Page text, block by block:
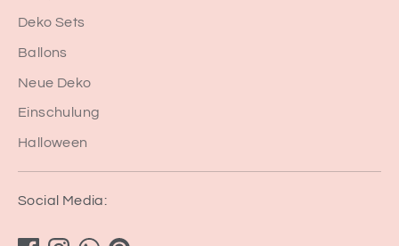
Deko Sets
Ballons
Neue Deko
Einschulung
Halloween
Social Media: